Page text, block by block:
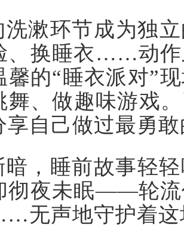
洗漱环节成为独
、换睡衣……动作
馨的“睡衣派对”
舞、做趣味游戏
享自己做过最勇
暗，睡前故事轻
彻夜未眠——轮流
无声地守护着这